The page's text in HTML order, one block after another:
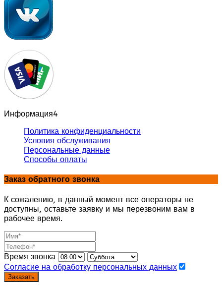
Информация4
Политика конфиденциальности
Условия обслуживания
Персональные данные
Способы оплаты
Заказ обратного звонка
К сожалению, в данный момент все операторы не
доступны, оставьте заявку и мы перезвоним вам в
рабочее время.
Время звонка
Согласие на обработку персональных данных
Заказать